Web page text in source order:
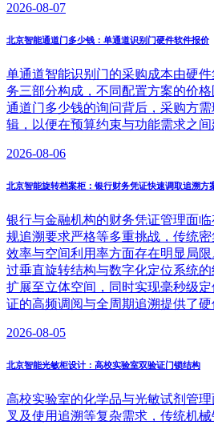
2026-08-07
北京智能通道门多少钱：单通道识别门硬件软件报价
单通道智能识别门的采购成本由硬
务三部分构成，不同配置方案的价
通道门多少钱的询问背后，采购方
辑，以便在预算约束与功能需求之间
2026-08-06
北京智能旋转档案柜：银行财务凭证快速调取追溯方
银行与金融机构的财务凭证管理面
规追溯要求严格等多重挑战，传统
效率与空间利用率方面存在明显局
过垂直旋转结构与数字化定位系统
扩展至立体空间，同时实现毫秒级
证的高频调阅与全周期追溯提供了硬
2026-08-05
北京智能光敏柜设计：高校实验室双验证门锁结构
高校实验室的化学品与光敏试剂管
叉及使用追溯等复杂需求，传统机